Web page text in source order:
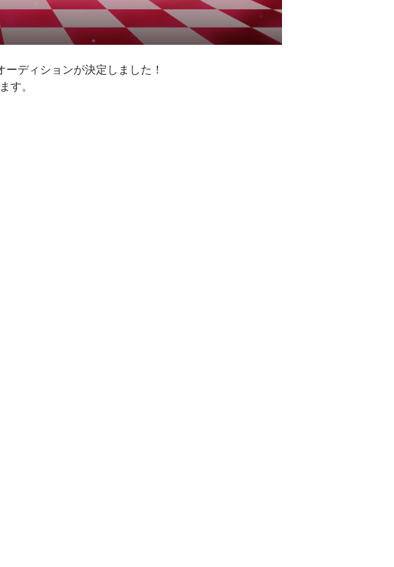
ディションが決定しました！
す。